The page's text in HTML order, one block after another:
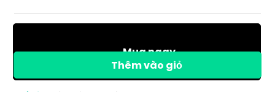
Mua ngay
Thêm vào giỏ